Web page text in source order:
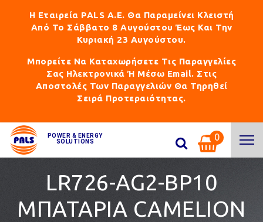
Η Εταιρεία PALS Α.Ε. Θα Παραμείνει Κλειστή
Από Το Σάββατο 8 Αυγούστου Έως Και Την
Κυριακή 23 Αυγούστου.
Μπορείτε Να Καταχωρήσετε Τις Παραγγελίες
Σας Ηλεκτρονικά Ή Μέσω Email. Στις
Αποστολές Των Παραγγελιών Θα Τηρηθεί
Σειρά Προτεραιότητας.
POWER & ENERGY
SOLUTIONS
0
LR726-AG2-BP10
ΜΠΑΤΑΡΙΑ CAMELION